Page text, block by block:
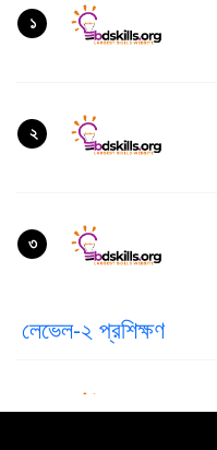
১
২
লেভেল-২ প্রশিক্ষণ
৩
৪